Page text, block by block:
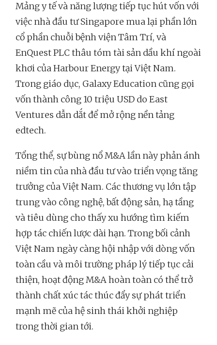
Mảng y tế và năng lượng tiếp tục hút vốn với
việc nhà đầu tư Singapore mua lại phần lớn
cổ phần chuỗi bệnh viện Tâm Trí, và
EnQuest PLC thâu tóm tài sản dầu khí ngoài
khơi của Harbour Energy tại Việt Nam.
Trong giáo dục, Galaxy Education cũng gọi
vốn thành công 10 triệu USD do East
Ventures dẫn dắt để mở rộng nền tảng
edtech.
Tổng thể, sự bùng nổ M&A lần này phản ánh
niềm tin của nhà đầu tư vào triển vọng tăng
trưởng của Việt Nam. Các thương vụ lớn tập
trung vào công nghệ, bất động sản, hạ tầng
và tiêu dùng cho thấy xu hướng tìm kiếm
hợp tác chiến lược dài hạn. Trong bối cảnh
Việt Nam ngày càng hội nhập với dòng vốn
toàn cầu và môi trường pháp lý tiếp tục cải
thiện, hoạt động M&A hoàn toàn có thể trở
thành chất xúc tác thúc đẩy sự phát triển
mạnh mẽ của hệ sinh thái khởi nghiệp
trong thời gian tới.